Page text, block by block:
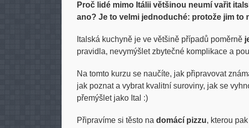
Proč lidé mimo Itálii většinou neumí vařit
ano? Je to velmi jednoduché: protože jim to
Italská kuchyně je ve většině případů poměrně
pravidla, nevymýšlet zbytečné komplikace a
Na tomto kurzu se naučíte, jak připravovat
jak poznat a vybrat kvalitní suroviny, jak se
přemýšlet jako Ital :)
Připravíme si těsto na domácí pizzu, kterou